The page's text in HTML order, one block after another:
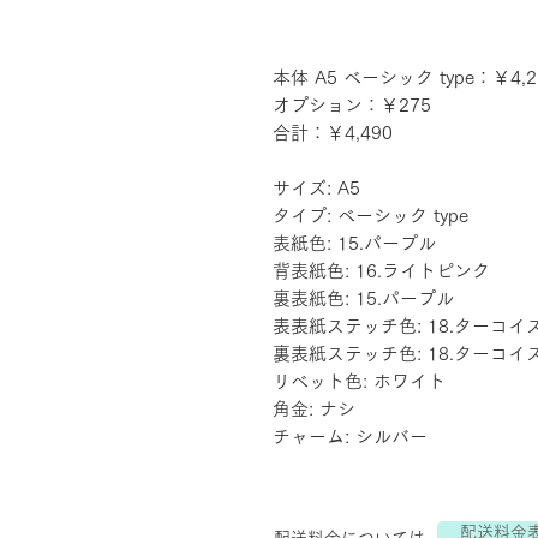
本体 A5 ベーシック type：￥
オプション：￥275
合計：￥4,490
サイズ: A5
タイプ: ベーシック type
表紙色: 15.パープル
背表紙色: 16.ライトピンク
裏表紙色: 15.パープル
表表紙ステッチ色: 18.ターコイ
裏表紙ステッチ色: 18.ターコイ
リベット色: ホワイト
角金: ナシ
チャーム: シルバー
配送料金